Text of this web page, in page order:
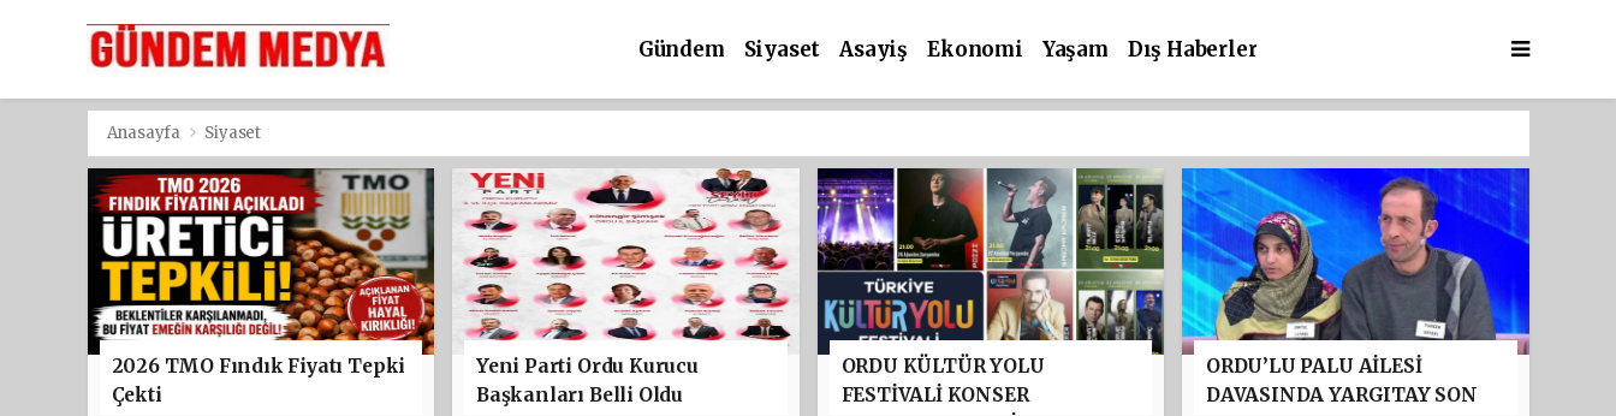
Gündem Siyaset Asayiş Ekonomi Yaşam Dış Haberler
Anasayfa Siyaset
2026 TMO Fındık Fiyatı Tepki
Çekti
Yeni Parti Ordu Kurucu
Başkanları Belli Oldu
ORDU KÜLTÜR YOLU
FESTİVALİ KONSER
ORDU’LU PALU AİLESİ
DAVASINDA YARGITAY SON